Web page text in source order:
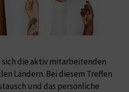
sich die aktiv mitarbeitenden
Ländern. Bei diesem Treffen
und das persönliche